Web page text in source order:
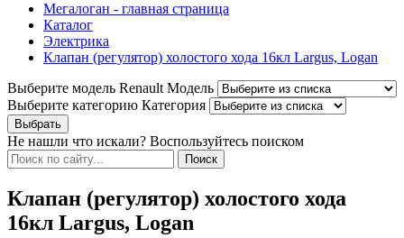
Мегалоган - главная страница
Каталог
Электрика
Клапан (регулятор) холостого хода 16кл Largus, Logan
Выберите модель Renault Модель
Выберите категорию Категория
Не нашли что искали? Воспользуйтесь поиском
Клапан (регулятор) холостого хода
16кл Largus, Logan